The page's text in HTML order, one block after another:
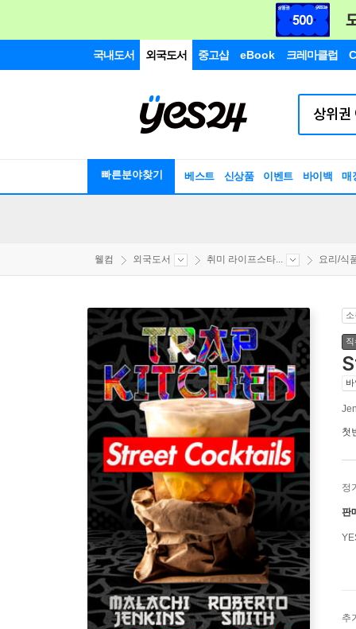
국내도서 외국도서 중고샵 eBook 크레마클럽
빠른분야찾기 베스트 신상품 이벤트 바이백 매
웰컴 외국도서 취미 라이프스타... 요리/식
첫
정
판
추